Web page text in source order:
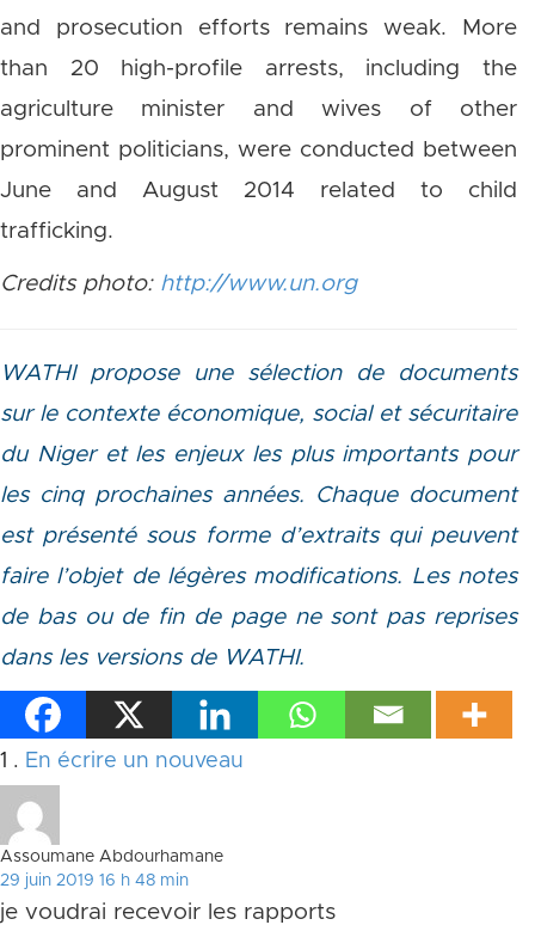
and prosecution efforts remains weak. More
than 20 high-profile arrests, including the
agriculture minister and wives of other
prominent politicians, were conducted between
June and August 2014 related to child
trafficking.
Credits photo: http://www.un.org
WATHI propose une sélection de documents
sur le contexte économique, social et sécuritaire
du Niger et les enjeux les plus importants pour
les cinq prochaines années. Chaque document
est présenté sous forme d’extraits qui peuvent
faire l’objet de légères modifications. Les notes
de bas ou de fin de page ne sont pas reprises
dans les versions de WATHI.
1 Commentaire
. En écrire un nouveau
Assoumane Abdourhamane
29 juin 2019 16 h 48 min
je voudrai recevoir les rapports